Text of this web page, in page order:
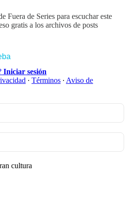
Fuera de Series para escuchar este
gratis a los archivos de posts
Iniciar sesión
∙ Términos ∙ Aviso de
cultura